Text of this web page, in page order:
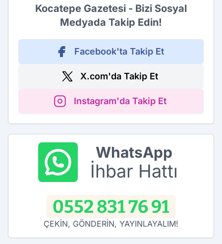
Kocatepe Gazetesi - Bizi Sosyal
Medyada Takip Edin!
Facebook'ta Takip Et
X.com'da Takip Et
Instagram'da Takip Et
WhatsApp
İhbar Hattı
0552 831 76 91
ÇEKİN, GÖNDERİN, YAYINLAYALIM!